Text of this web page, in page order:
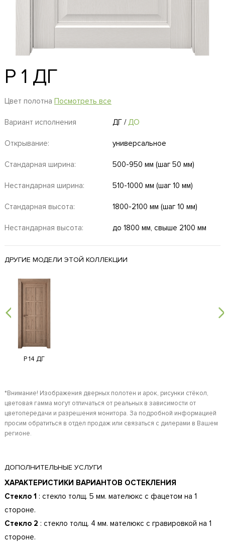
P 1 ДГ
Цвет полотна Посмотреть все
Вариант исполнения ДГ/ДО
Открывание: универсальное
Стандарная ширина: 500-950 мм (шаг 50 мм)
Нестандарная ширина: 510-1000 мм (шаг 10 мм)
Стандарная высота: 1800-2100 мм (шаг 10 мм)
Нестандарная высота: до 1800 мм, свыше 2100 мм
ДРУГИЕ МОДЕЛИ ЭТОЙ КОЛЛЕКЦИИ
Р 14 ДГ
*Внимание! Изображения дверных полотен и арок, рисунки стёкол,
цветовая гамма могут отличаться от реальных в зависимости от
цветопередачи и разрешения монитора. За подробной информацией
просим обратиться в отдел продаж или связаться с дилерами в Вашем
регионе.
ДОПОЛНИТЕЛЬНЫЕ УСЛУГИ
ХАРАКТЕРИСТИКИ ВАРИАНТОВ ОСТЕКЛЕНИЯ
Стекло 1 : стекло толщ. 5 мм. мателюкс с фацетом на 1
стороне.
Стекло 2 : стекло толщ. 4 мм. мателюкс с гравировкой на 1
стороне.